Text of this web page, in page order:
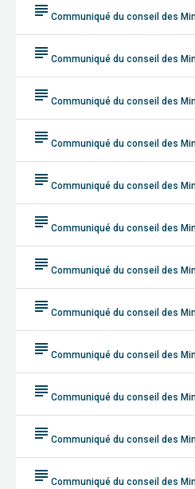
subject Communiqué du conseil des
subject Communiqué du conseil des
subject Communiqué du conseil des
subject Communiqué du conseil des
subject Communiqué du conseil des
subject Communiqué du conseil des
subject Communiqué du conseil des
subject Communiqué du conseil des
subject Communiqué du conseil des
subject Communiqué du conseil des
subject Communiqué du conseil des
subject Communiqué du conseil des